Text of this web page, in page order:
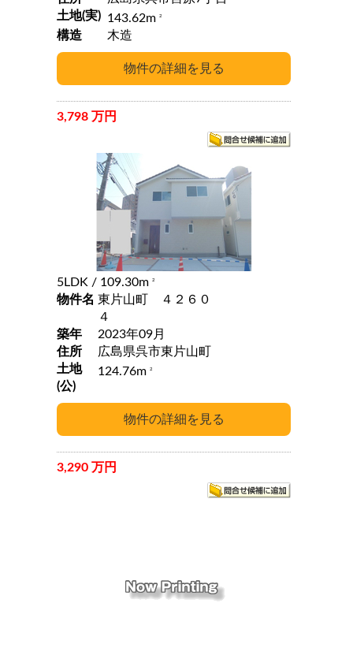
土地(実) 143.62m2
構造 木造
3,798 万円
5LDK / 109.30m 2
物件名 東片山町 ４２６０
４
築年
2023年09月
住所
広島県呉市東片山町
土地
(公)
124.76m 2
3,290 万円